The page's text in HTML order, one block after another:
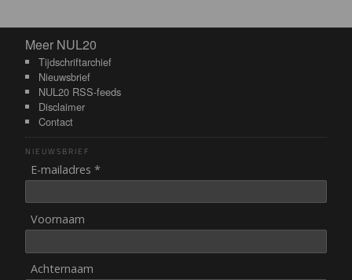
Meer NUL20
Meer NUL20
Tijdschriftarchief
Nieuwsbrief
NUL20 RSS-feeds
Disclaimer
Contact
NIEUWSBRIEF
E-mailadres *
Voornaam
Achternaam